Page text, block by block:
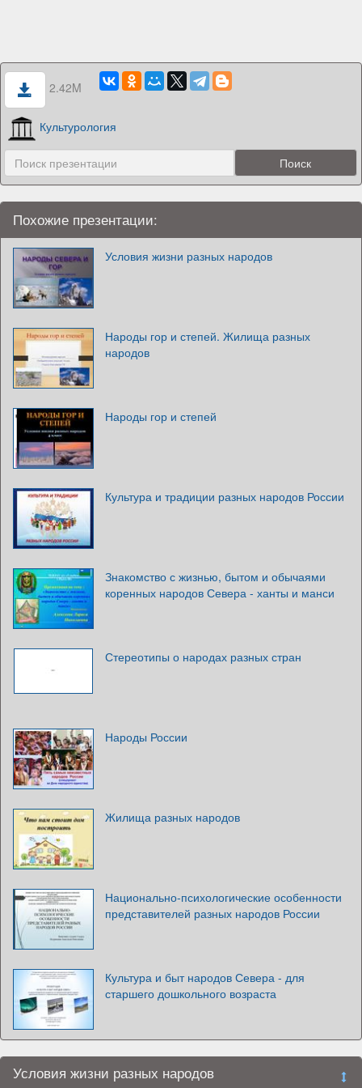
2.42M
Культурология
Похожие презентации:
Условия жизни разных народов
Народы гор и степей. Жилища разных
народов
Народы гор и степей
Культура и традиции разных народов России
Знакомство с жизнью, бытом и обычаями
коренных народов Севера - ханты и манси
Стереотипы о народах разных стран
Народы России
Жилища разных народов
Национально-психологические особенности
представителей разных народов России
Культура и быт народов Севера - для
старшего дошкольного возраста
Условия жизни разных народов